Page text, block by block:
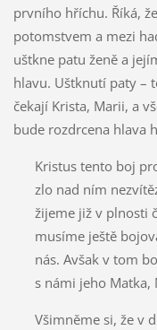
prvního hříchu. Říká,
potomstvem a mezi
uštkne patu ženě a
hlavu. Uštknutí paty –
čekají Krista, Marii, a
bude rozdrcena hlava
Kristus tento boj
zlo nad ním
žijeme již v plnosti
musíme ještě
nás. Avšak v tom
s námi jeho Matka,
Všimněme si, že v